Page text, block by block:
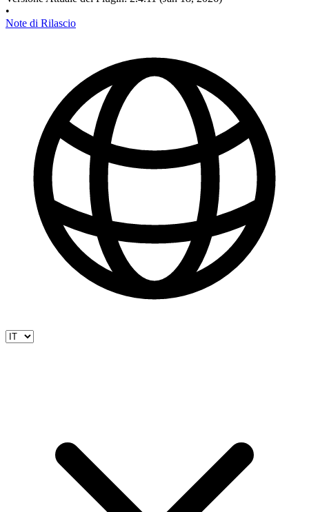
•
Note di Rilascio